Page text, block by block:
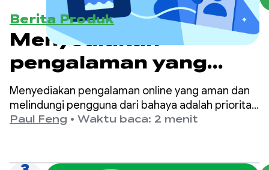
Berita Produk
Menyediakan
pengalaman yang
lebih aman dan sesuai
usia di Google Play
Menyediakan pengalaman online yang aman dan
melindungi pengguna dari bahaya adalah prioritas
utama di Google Play.
Paul Feng • Waktu baca: 2 menit